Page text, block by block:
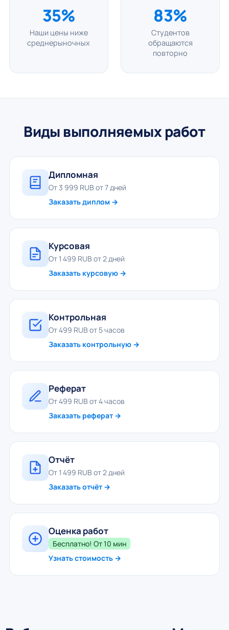
35%
Наши цены ниже
среднерыночных
83%
Студентов
обращаются
повторно
Виды выполняемых работ
Дипломная
От 3 999 RUB от 7 дней
Заказать диплом →
Курсовая
От 1 499 RUB от 2 дней
Заказать курсовую →
Контрольная
От 499 RUB от 5 часов
Заказать контрольную →
Реферат
От 499 RUB от 4 часов
Заказать реферат →
Отчёт
От 1 499 RUB от 2 дней
Заказать отчёт →
Оценка работ
Бесплатно! От 10 мин
Узнать стоимость →